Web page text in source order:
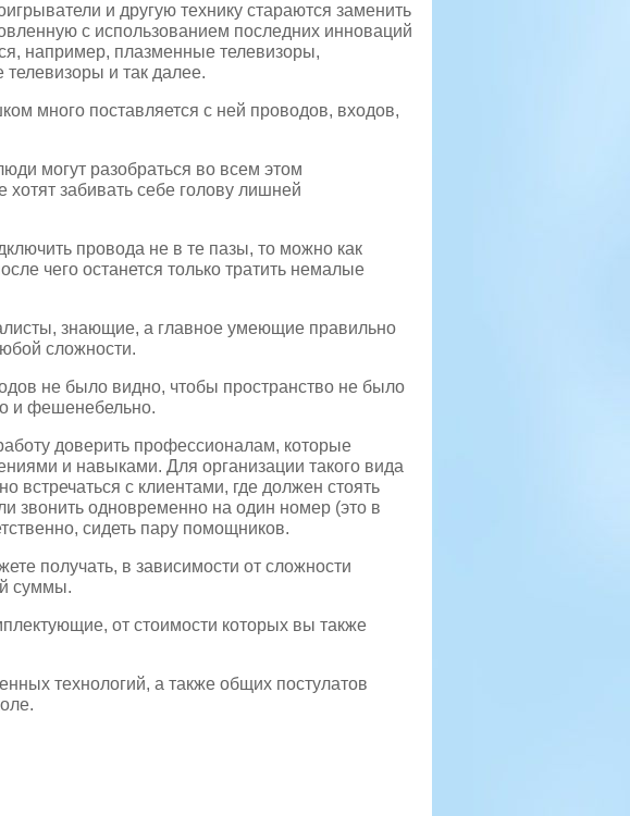
и другую технику стараются заменить
с использованием последних инноваций
например, плазменные телевизоры,
телевизоры и так далее.
много поставляется с ней проводов, входов,
могут разобраться во всем этом
хотят забивать себе голову лишней
провода не в те пазы, то можно как
чего останется только тратить немалые
знающие, а главное умеющие правильно
сложности.
не было видно, чтобы пространство не было
и фешенебельно.
доверить профессионалам, которые
и навыками. Для организации такого вида
встречаться с клиентами, где должен стоять
звонить одновременно на один номер (это в
сидеть пару помощников.
получать, в зависимости от сложности
суммы.
от стоимости которых вы также
технологий, а также общих постулатов